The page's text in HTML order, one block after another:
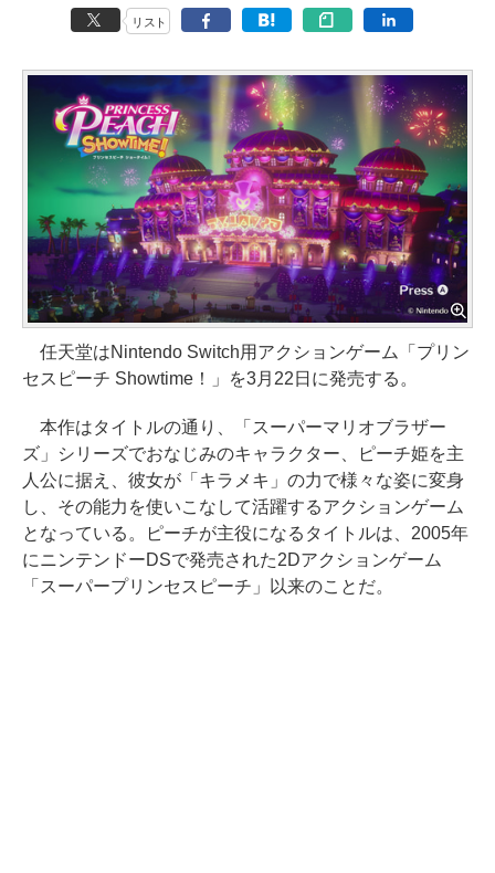
リスト
任天堂はNintendo Switch用アクションゲーム「プリン
セスピーチ Showtime！」を3月22日に発売する。
本作はタイトルの通り、「スーパーマリオブラザー
ズ」シリーズでおなじみのキャラクター、ピーチ姫を主
人公に据え、彼女が「キラメキ」の力で様々な姿に変身
し、その能力を使いこなして活躍するアクションゲーム
となっている。ピーチが主役になるタイトルは、2005年
にニンテンドーDSで発売された2Dアクションゲーム
「スーパープリンセスピーチ」以来のことだ。